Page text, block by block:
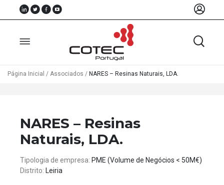
Associados
Recursos
Notícias
Página Inicial / Associados / NARES – Resinas Naturais, LDA.
NARES – Resinas
Naturais, LDA.
Tipologia de empresa: PME (Volume de Negócios < 50M€)
Distrito: Leiria